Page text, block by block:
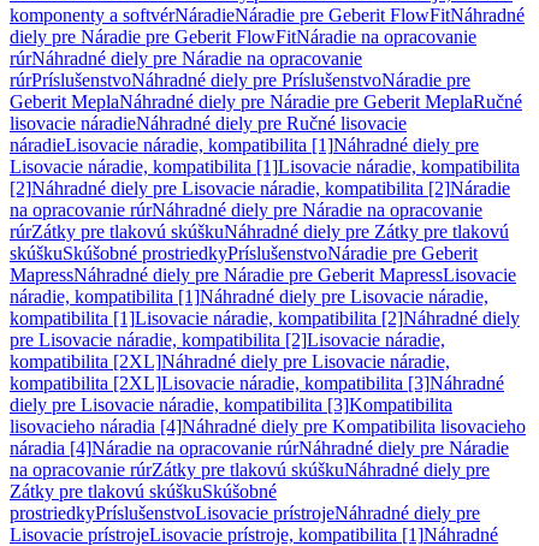
komponenty a softvérNáradieNáradie pre Geberit FlowFitNáhradné
diely pre Náradie pre Geberit FlowFitNáradie na opracovanie
rúrNáhradné diely pre Náradie na opracovanie
rúrPríslušenstvoNáhradné diely pre PríslušenstvoNáradie pre
Geberit MeplaNáhradné diely pre Náradie pre Geberit MeplaRučné
lisovacie náradieNáhradné diely pre Ručné lisovacie
náradieLisovacie náradie, kompatibilita [1]Náhradné diely pre
Lisovacie náradie, kompatibilita [1]Lisovacie náradie, kompatibilita
[2]Náhradné diely pre Lisovacie náradie, kompatibilita [2]Náradie
na opracovanie rúrNáhradné diely pre Náradie na opracovanie
rúrZátky pre tlakovú skúškuNáhradné diely pre Zátky pre tlakovú
skúškuSkúšobné prostriedkyPríslušenstvoNáradie pre Geberit
MapressNáhradné diely pre Náradie pre Geberit MapressLisovacie
náradie, kompatibilita [1]Náhradné diely pre Lisovacie náradie,
kompatibilita [1]Lisovacie náradie, kompatibilita [2]Náhradné diely
pre Lisovacie náradie, kompatibilita [2]Lisovacie náradie,
kompatibilita [2XL]Náhradné diely pre Lisovacie náradie,
kompatibilita [2XL]Lisovacie náradie, kompatibilita [3]Náhradné
diely pre Lisovacie náradie, kompatibilita [3]Kompatibilita
lisovacieho náradia [4]Náhradné diely pre Kompatibilita lisovacieho
náradia [4]Náradie na opracovanie rúrNáhradné diely pre Náradie
na opracovanie rúrZátky pre tlakovú skúškuNáhradné diely pre
Zátky pre tlakovú skúškuSkúšobné
prostriedkyPríslušenstvoLisovacie prístrojeNáhradné diely pre
Lisovacie prístrojeLisovacie prístroje, kompatibilita [1]Náhradné